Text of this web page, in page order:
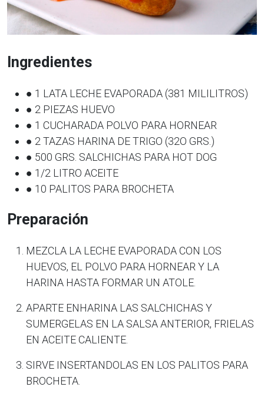
Ingredientes
● 1 LATA LECHE EVAPORADA (381 MILILITROS)
● 2 PIEZAS HUEVO
● 1 CUCHARADA POLVO PARA HORNEAR
● 2 TAZAS HARINA DE TRIGO (32O GRS.)
● 500 GRS. SALCHICHAS PARA HOT DOG
● 1/2 LITRO ACEITE
● 10 PALITOS PARA BROCHETA
Preparación
MEZCLA LA LECHE EVAPORADA CON LOS
HUEVOS, EL POLVO PARA HORNEAR Y LA
HARINA HASTA FORMAR UN ATOLE.
APARTE ENHARINA LAS SALCHICHAS Y
SUMERGELAS EN LA SALSA ANTERIOR, FRIELAS
EN ACEITE CALIENTE.
SIRVE INSERTANDOLAS EN LOS PALITOS PARA
BROCHETA.